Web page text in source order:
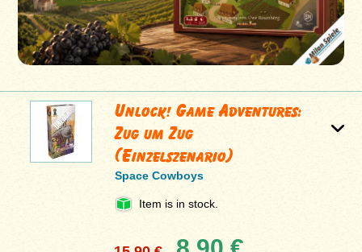
Unlock! Game Adventures:
Zug um Zug
(Einzelszenario)
Space Cowboys
Item is in stock.